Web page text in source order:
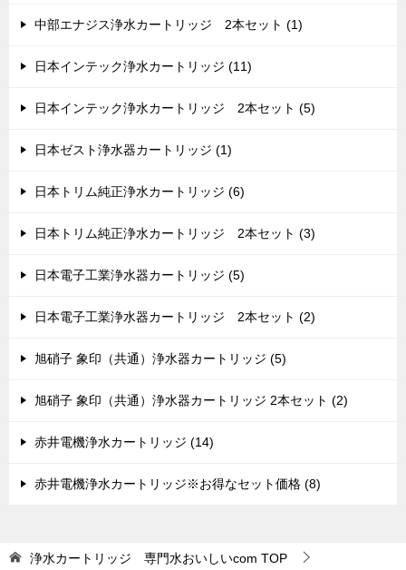
中部エナジス浄水カートリッジ 2本セット (1)
日本インテック浄水カートリッジ (11)
日本インテック浄水カートリッジ 2本セット (5)
日本ゼスト浄水器カートリッジ (1)
日本トリム純正浄水カートリッジ (6)
日本トリム純正浄水カートリッジ 2本セット (3)
日本電子工業浄水器カートリッジ (5)
日本電子工業浄水器カートリッジ 2本セット (2)
旭硝子 象印（共通）浄水器カートリッジ (5)
旭硝子 象印（共通）浄水器カートリッジ 2本セット (2)
赤井電機浄水カートリッジ (14)
赤井電機浄水カートリッジ※お得なセット価格 (8)
浄水カートリッジ 専門水おいしいcom TOP